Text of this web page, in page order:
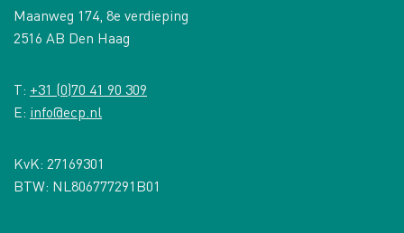
Maanweg 174, 8e verdieping
2516 AB Den Haag
T: +31 (0)70 41 90 309
E: info@ecp.nl
KvK: 27169301
BTW: NL806777291B01